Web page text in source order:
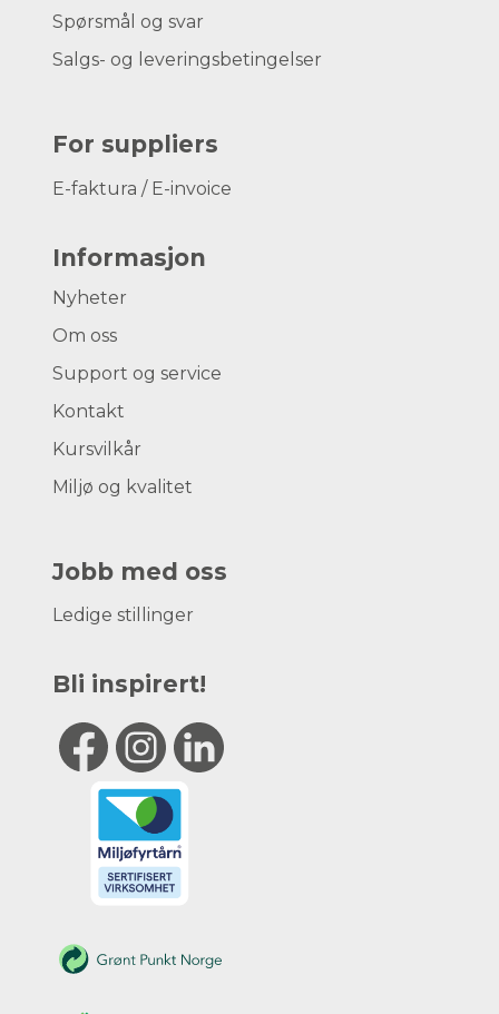
Spørsmål og svar
Salgs- og leveringsbetingelser
For suppliers
E-faktura / E-invoice
Informasjon
Nyheter
Om oss
Support og service
Kontakt
Kursvilkår
Miljø og kvalitet
Jobb med oss
Ledige stillinger
Bli inspirert!